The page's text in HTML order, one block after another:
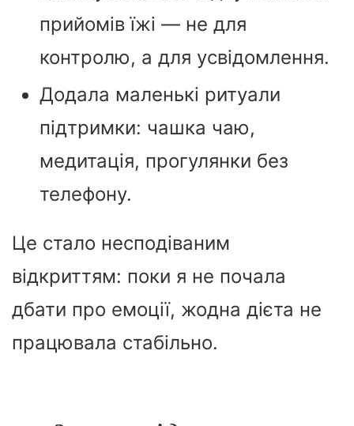
прийомів їжі — не для
контролю, а для усвідомлення.
Додала маленькі ритуали
підтримки: чашка чаю,
медитація, прогулянки без
телефону.
Це стало несподіваним
відкриттям: поки я не почала
дбати про емоції, жодна дієта не
працювала стабільно.